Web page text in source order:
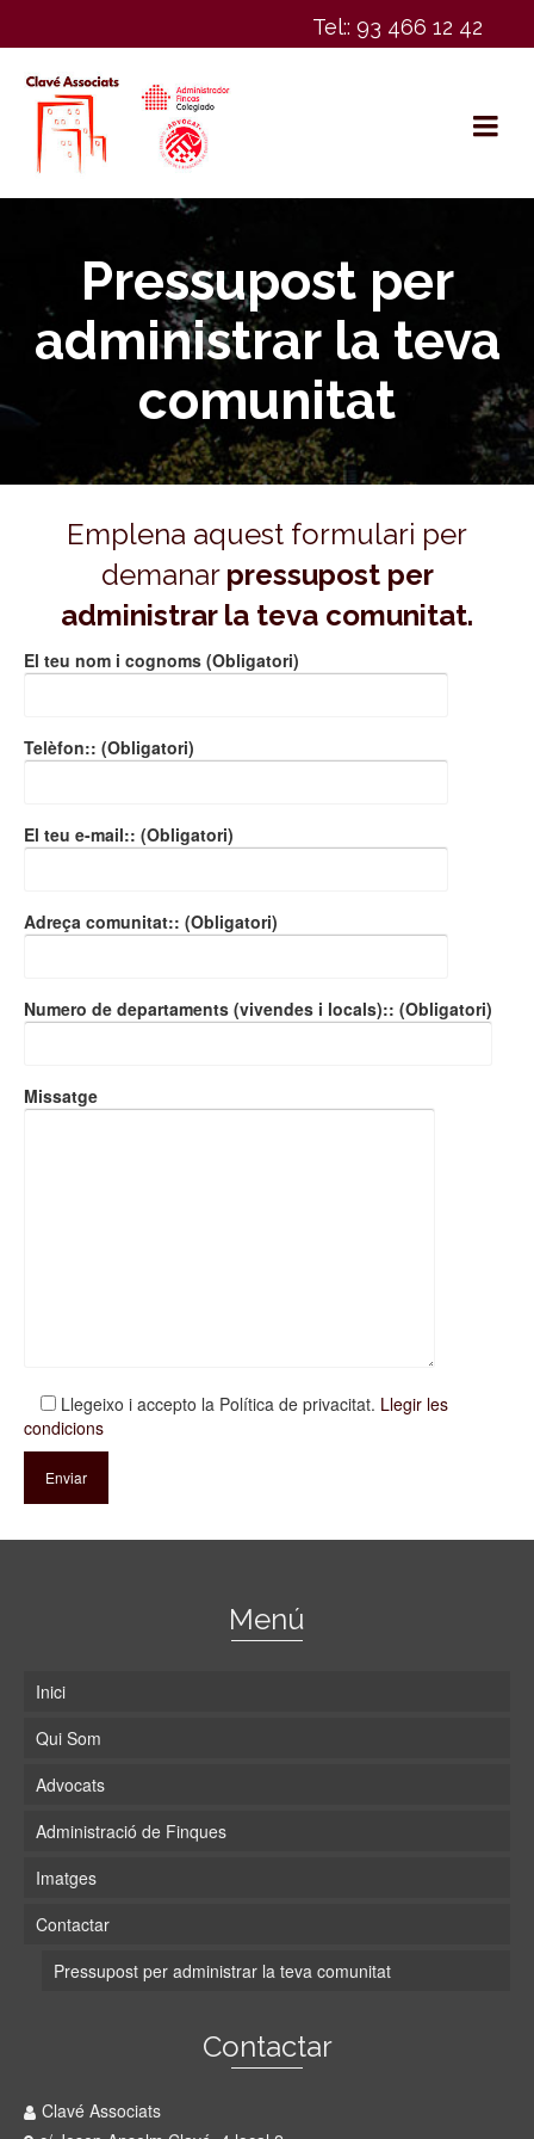
Tel:: 93 466 12 42
Pressupost per
administrar la teva
comunitat
Emplena aquest formulari per
demanar pressupost per
administrar la teva comunitat.
El teu nom i cognoms (Obligatori)
Telèfon:: (Obligatori)
El teu e-mail:: (Obligatori)
Adreça comunitat:: (Obligatori)
Numero de departaments (vivendes i locals):: (Obligatori)
Missatge
Llegeixo i accepto la Política de privacitat. Llegir les
condicions
Menú
Inici
Qui Som
Advocats
Administració de Finques
Imatges
Contactar
Pressupost per administrar la teva comunitat
Contactar
Clavé Associats